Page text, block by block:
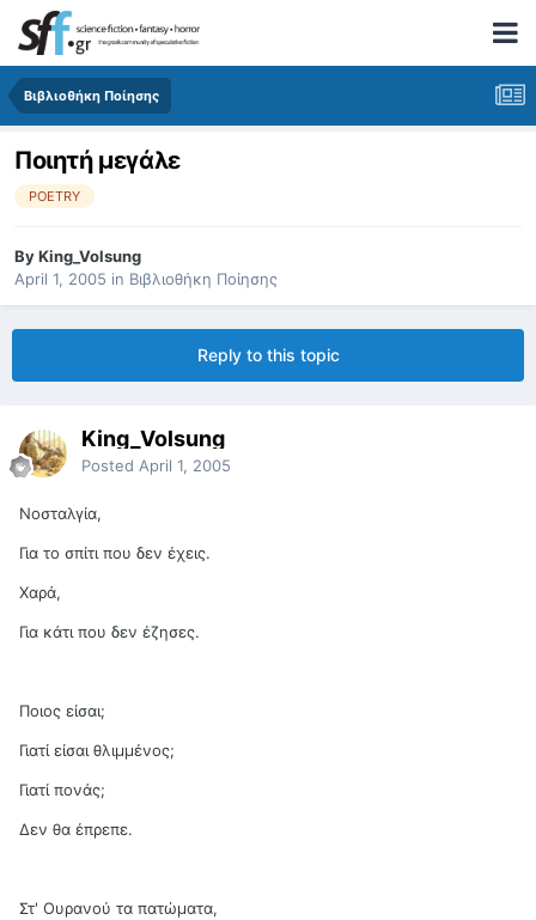
Βιβλιοθήκη Ποίησης
Ποιητή μεγάλε
POETRY
ByKing_Volsung
April 1, 2005 in Βιβλιοθήκη Ποίησης
Reply to this topic
King_Volsung
Posted April 1, 2005
Νοσταλγία,
Για το σπίτι που δεν έχεις.
Χαρά,
Για κάτι που δεν έζησες.
Ποιος είσαι;
Γιατί είσαι θλιμμένος;
Γιατί πονάς;
Δεν θα έπρεπε.
Στ' Ουρανού τα πατώματα,